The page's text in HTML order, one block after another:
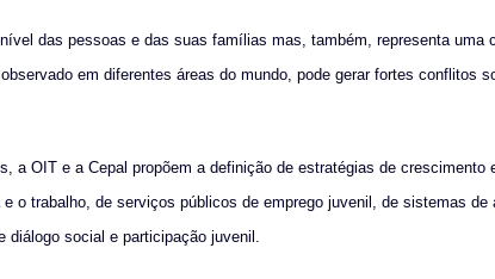
das pessoas e das suas famílias mas, também, representa uma
em diferentes áreas do mundo, pode gerar fortes conflitos
a OIT e a Cepal propõem a definição de estratégias de
o trabalho, de serviços públicos de emprego juvenil, de sistemas
social e participação juvenil.